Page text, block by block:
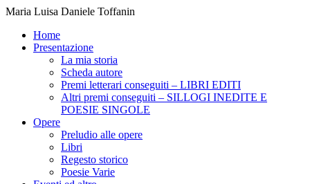
Maria Luisa Daniele Toffanin
Home
Presentazione
La mia storia
Scheda autore
Premi letterari conseguiti – LIBRI EDITI
Altri premi conseguiti – SILLOGI INEDITE E
POESIE SINGOLE
Opere
Preludio alle opere
Libri
Regesto storico
Poesie Varie